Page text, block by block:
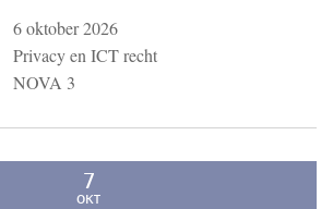
6 oktober 2026
Privacy en ICT recht
NOVA 3
7
OKT